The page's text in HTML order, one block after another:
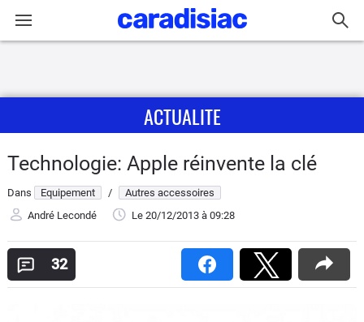
Actu
Essais
Guide
d'achat
ACTUALITE
Technologie: Apple réinvente la clé
Dans Equipement /
Autres accessoires
André Lecondé
Le 20/12/2013 à 09:28
32